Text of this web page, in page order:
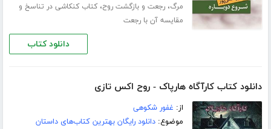
مرگ،رجعت و بازگشت روح،کتاب کنکاشی در تناسخ و
مقایسه آن با رجعت
دانلود کتاب
دانلود کتاب کارآگاه هارپاک - روح اکس تازی
از: غفور شکوهی
موضوع:دانلود رایگان بهترین کتاب‌های داستان